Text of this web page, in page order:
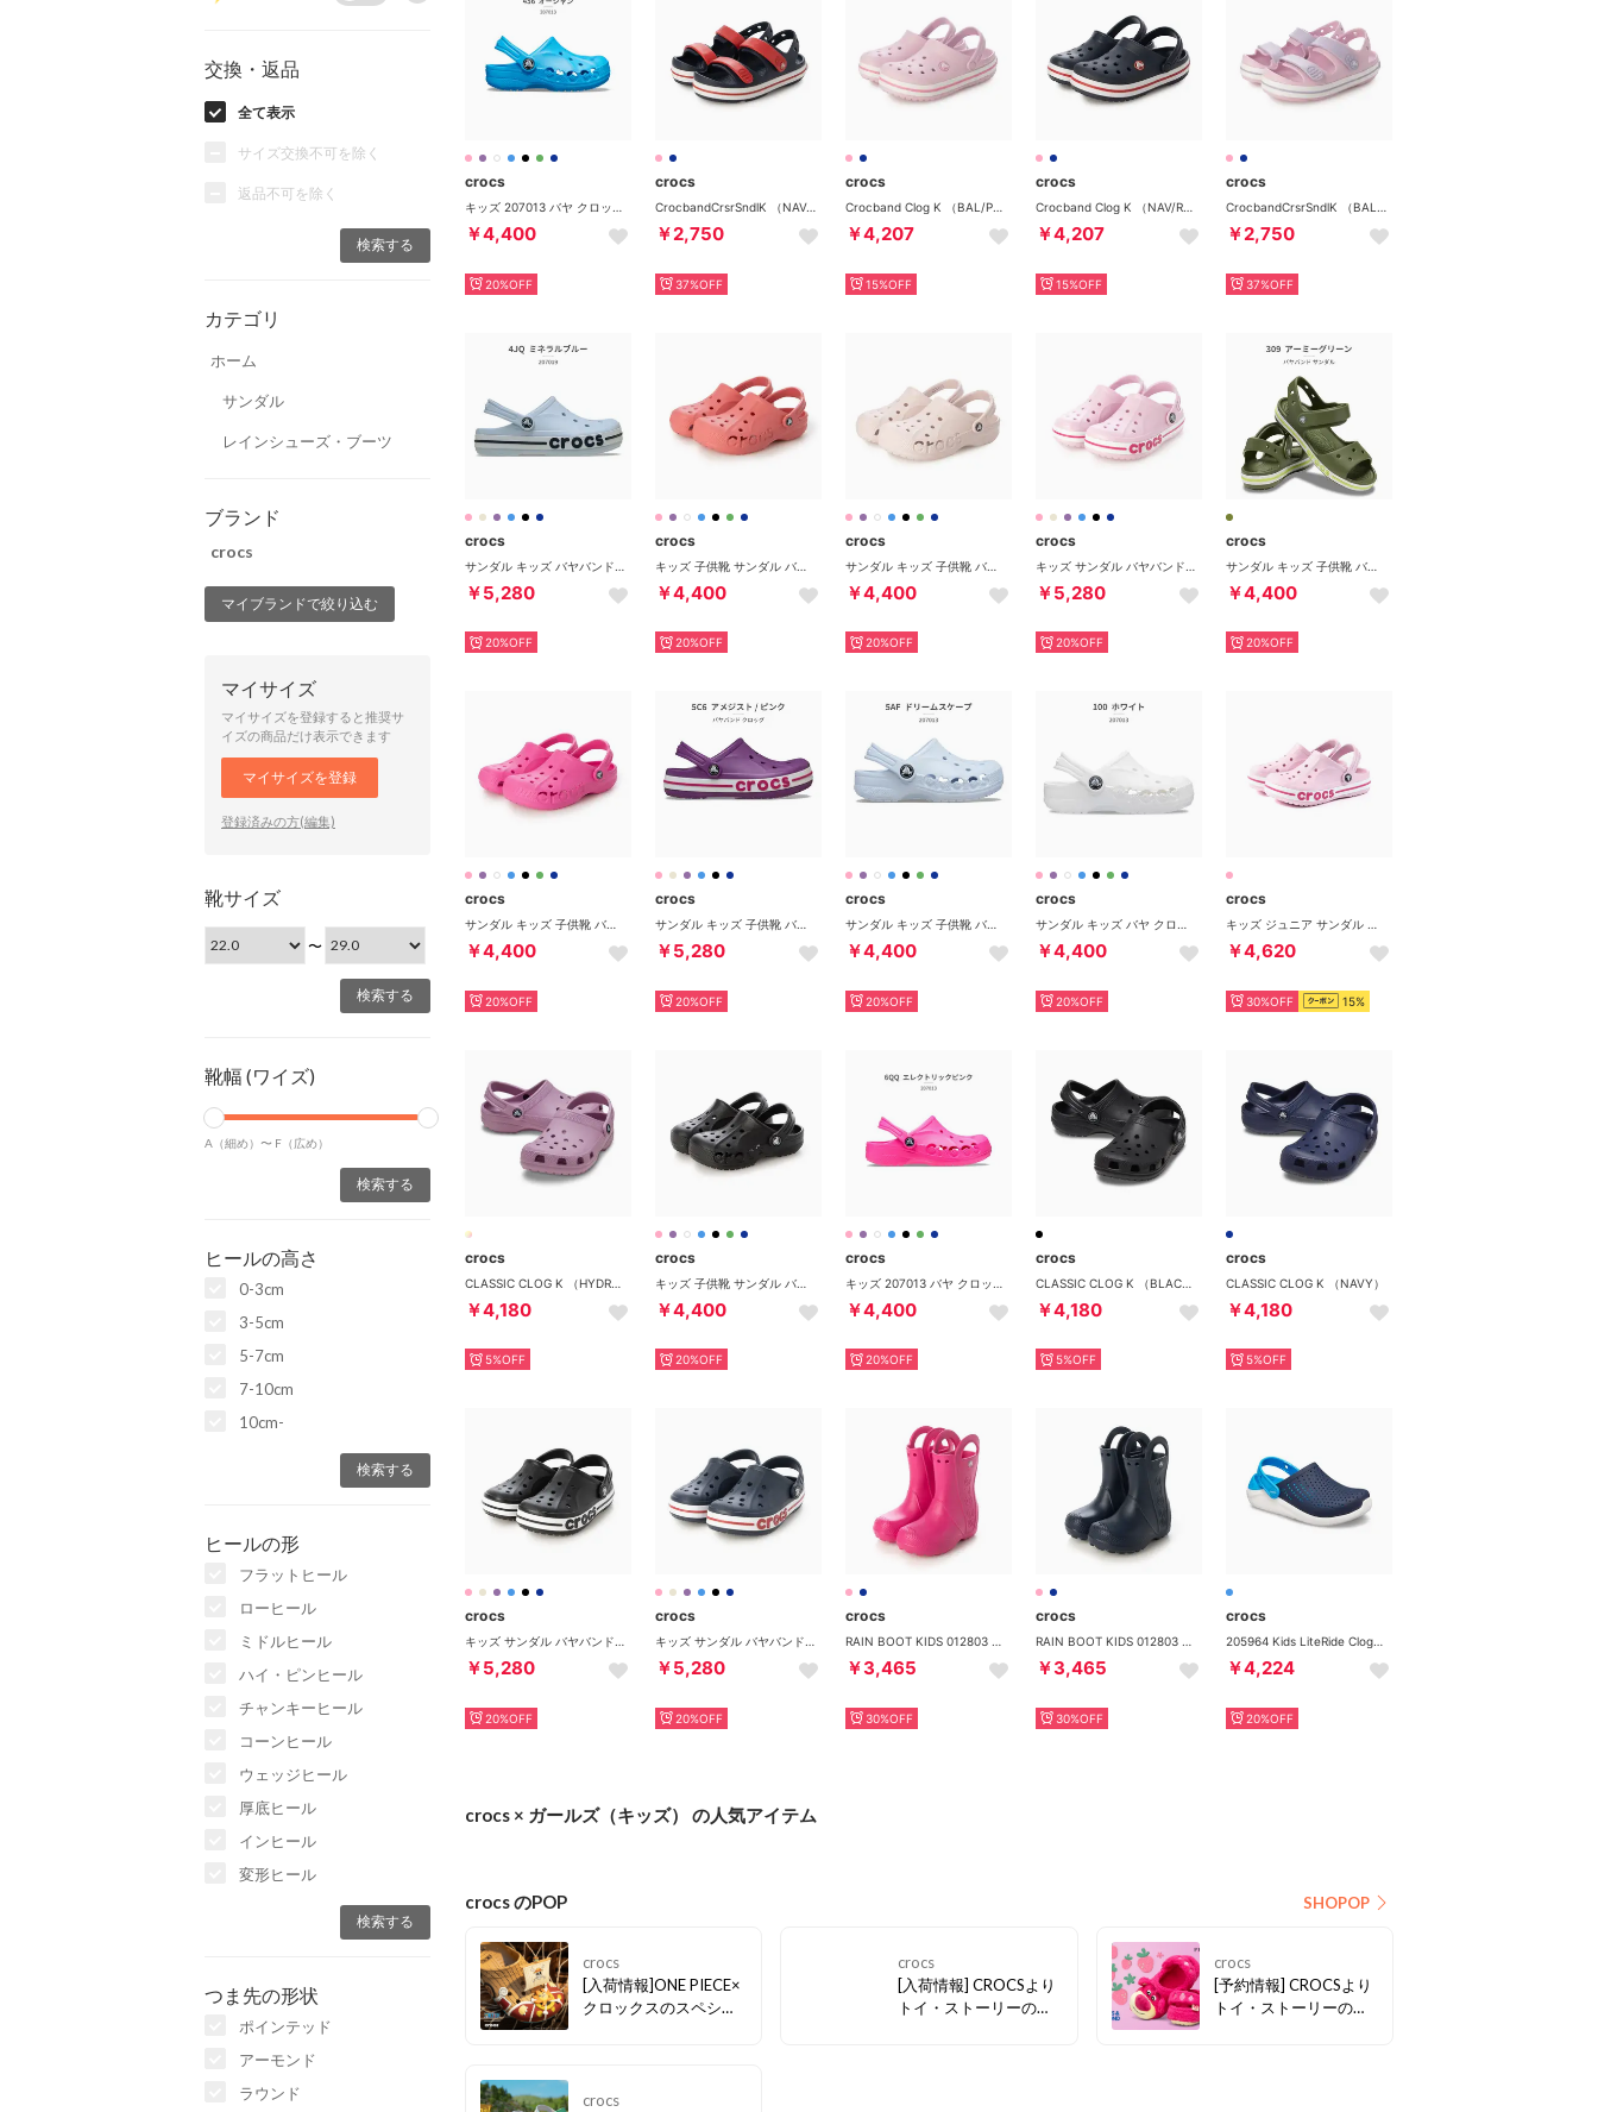
交換・返品
全て表示
サイズ交換不可を除く
返品不可を除く
カテゴリ
ホーム
サンダル
レインシューズ・ブーツ
ブランド
crocs
マイブランドで絞り込む
マイサイズ
マイサイズを登録すると推奨サ
イズの商品だけ表示できます
マイサイズを登録
登録済みの方(編集)
靴サイズ
〜
靴幅 (ワイズ)
A（細め）〜 F（広め）
ヒールの高さ
0-3cm
3-5cm
5-7cm
7-10cm
10cm-
ヒールの形
フラットヒール
ローヒール
ミドルヒール
ハイ・ピンヒール
チャンキーヒール
コーンヒール
ウェッジヒール
厚底ヒール
インヒール
変形ヒール
つま先の形状
ポインテッド
アーモンド
ラウンド
crocs
キッズ 207013 バヤ クロッグ KIDS' BAYA CLOG 001 100 456 6QQ 456_オーシャン（ブルー）
￥4,400
20%OFF
crocs
CrocbandCrsrSndlK （NAV/RED）
￥2,750
37%OFF
crocs
Crocband Clog K （BAL/PNK）
￥4,207
15%OFF
crocs
Crocband Clog K （NAV/RED）
￥4,207
15%OFF
crocs
CrocbandCrsrSndlK （BAL/LAV）
￥2,750
37%OFF
crocs
￥5,280
20%OFF
crocs
￥4,400
20%OFF
crocs
￥4,400
20%OFF
crocs
￥5,280
20%OFF
crocs
￥4,400
20%OFF
crocs
サンダル キッズ 子供靴 バヤ クロッグ 207013 KIDS' BAYA CLOG （ピンク）
￥4,400
20%OFF
crocs
サンダル キッズ 子供靴 バヤバンド クロッグ 207019 2026春夏 BAYABAND CLOG サボ （パープル）
￥5,280
20%OFF
crocs
サンダル キッズ 子供靴 バヤ クロッグ 207013 KIDS' BAYA CLOG 5FA ドリームスケープ（ライトパープル）
￥4,400
20%OFF
crocs
サンダル キッズ バヤ クロッグ 207013 KIDS' BAYA CLOG （ホワイト）
￥4,400
20%OFF
crocs
キッズ ジュニア サンダル バヤバンド クロッグ キッズ KIDS' BAYABAND CLOG 207019 サボサンダル 正規品 （Bピンク/Cピンク）
￥4,620
30%OFF 15%
crocs
￥4,180
5%OFF
crocs
￥4,400
20%OFF
crocs
￥4,400
20%OFF
crocs
￥4,180
5%OFF
crocs
CLASSIC CLOG K （NAVY）
￥4,180
5%OFF
crocs
キッズ サンダル バヤバンド クロッグ 207019 (ブラック)
￥5,280
20%OFF
crocs
キッズ サンダル バヤバンド クロッグ 207019 (ネイビー)
￥5,280
20%OFF
crocs
RAIN BOOT KIDS 012803 （ピンク）
￥3,465
30%OFF
crocs
RAIN BOOT KIDS 012803 （ネイビー）
￥3,465
30%OFF
crocs
205964 Kids LiteRide Clogキッズ ライトライドクロッグ （Navy/White_462）
￥4,224
20%OFF
crocs × ガールズ（キッズ） の人気アイテム
crocs のPOP SHOPOP
crocs
[入荷情報]ONE PIECE×
クロックスのスペシャ
宿す、特別なコラボレ
crocs
[入荷情報] CROCSより
トイ・ストーリーのキ
crocs
[予約情報] CROCSより
トイ・ストーリーのキ
crocs